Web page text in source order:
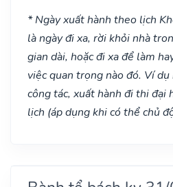
* Ngày xuất hành theo lịch
là ngày đi xa, rời khỏi nhà
gian dài, hoặc đi xa để làm
việc quan trọng nào đó. Ví
công tác, xuất hành đi thi đại
lịch (áp dụng khi có thể chủ